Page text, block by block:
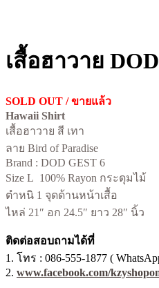
เสื้อฮาวาย
SOLD OUT / ขายแล้ว
Hawaii Shirt
เสื้อฮาวาย สี เทา
ลาย Bird of Paradise
Brand : DOD GEST 6
Size L 100% Rayon กระดุมไม้
ตำหนิ 1 จุดด้านหน้าเสื้อ
ไหล่ 21″ อก 24.5″ ยาว 28″ นิ้ว
ติดต่อสอบถามได้ที่
1. โทร : 086-555-1877 (
2. www.facebook.com/